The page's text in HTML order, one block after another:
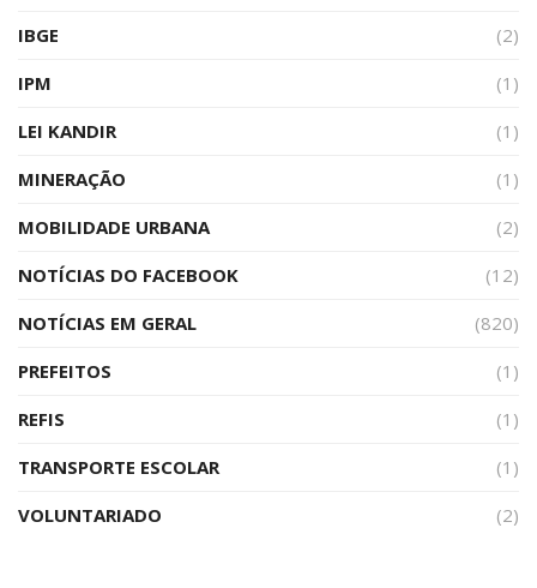
IBGE
(2)
IPM
(1)
LEI KANDIR
(1)
MINERAÇÃO
(1)
MOBILIDADE URBANA
(2)
NOTÍCIAS DO FACEBOOK
(12)
NOTÍCIAS EM GERAL
(820)
PREFEITOS
(1)
REFIS
(1)
TRANSPORTE ESCOLAR
(1)
VOLUNTARIADO
(2)